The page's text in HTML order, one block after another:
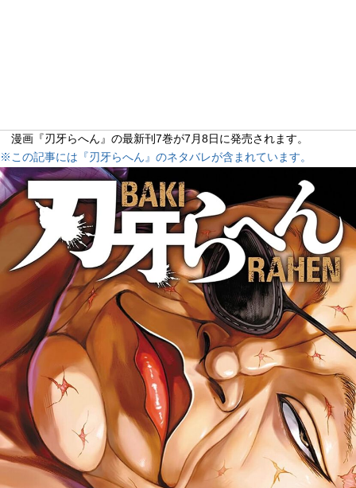
漫画『刃牙らへん』の最新刊7巻が7月8日に発売されます。
※この記事には『刃牙らへん』のネタバレが含まれています。